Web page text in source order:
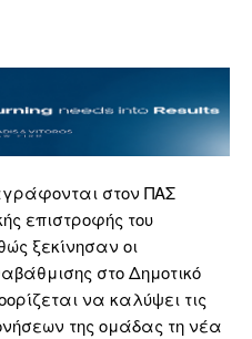
στον ΠΑΣ
επιστροφής του
ξεκίνησαν οι
στο Δημοτικό
να καλύψει τις
της ομάδας τη νέα